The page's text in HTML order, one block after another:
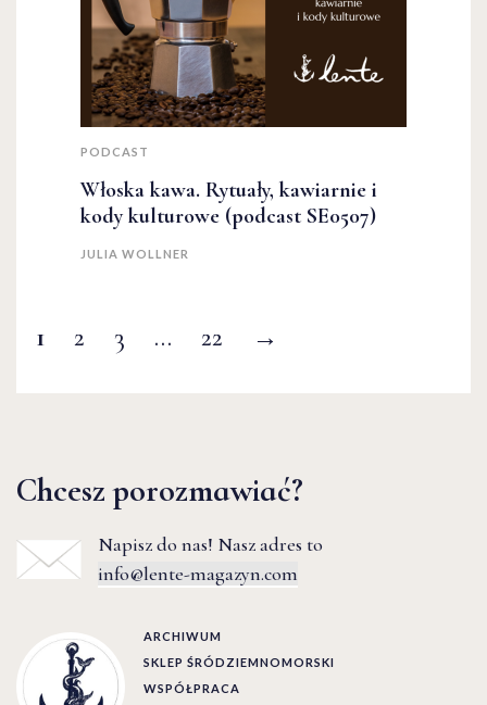
PODCAST
Włoska kawa. Rytuały, kawiarnie i
kody kulturowe (podcast SE0507)
JULIA WOLLNER
1 2 3 … 22 →
Chcesz porozmawiać?
Napisz do nas! Nasz adres to
info@lente-magazyn.com
ARCHIWUM
SKLEP ŚRÓDZIEMNOMORSKI
WSPÓŁPRACA